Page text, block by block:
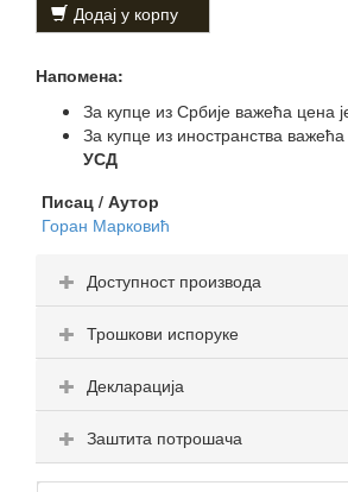
Додај у корпу
Напомена:
За купце из Србије важећа цена
За купце из иностранства важећа
УСД
Писац / Аутор
Горан Марковић
Доступност производа
Трошкови испоруке
Декларација
Заштита потрошача